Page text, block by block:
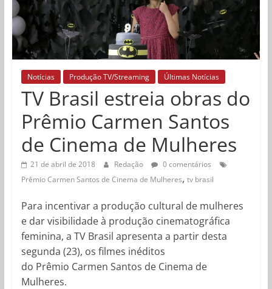
Notícias Produção TV/Streaming Últimas Notícias
TV Brasil estreia obras do
Prêmio Carmen Santos
de Cinema de Mulheres
21 de abril de 2018 Redação
0 comentários
Prêmio Carmen Santos de Cinema de Mulheres, tv brasil
Para incentivar a produção cultural de mulheres
e dar visibilidade à produção cinematográfica
feminina, a TV Brasil apresenta a partir desta
segunda (23), os filmes inéditos
do Prêmio Carmen Santos de Cinema de
Mulheres.